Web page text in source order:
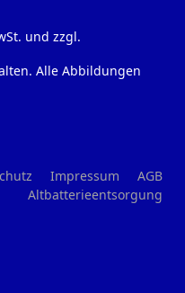
und zzgl.
Alle Abbildungen
Impressum
AGB
Altbatterieentsorgung